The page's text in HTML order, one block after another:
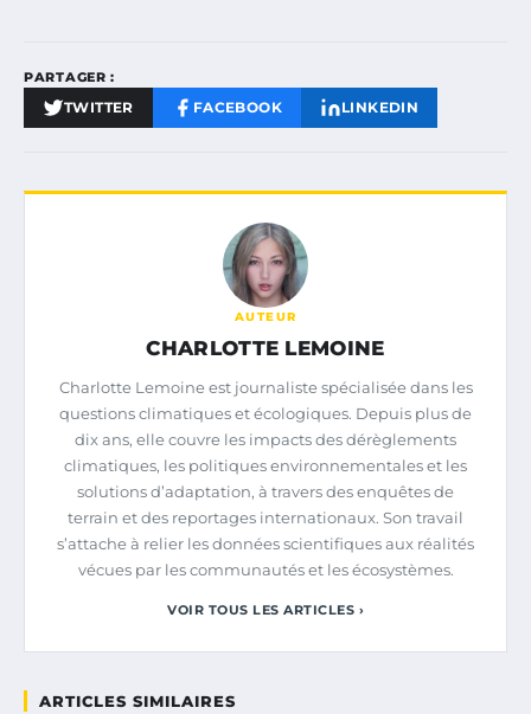
PARTAGER :
TWITTER FACEBOOK LINKEDIN
AUTEUR
CHARLOTTE LEMOINE
Charlotte Lemoine est journaliste spécialisée dans les
questions climatiques et écologiques. Depuis plus de
dix ans, elle couvre les impacts des dérèglements
climatiques, les politiques environnementales et les
solutions d’adaptation, à travers des enquêtes de
terrain et des reportages internationaux. Son travail
s’attache à relier les données scientifiques aux réalités
vécues par les communautés et les écosystèmes.
VOIR TOUS LES ARTICLES ›
ARTICLES SIMILAIRES